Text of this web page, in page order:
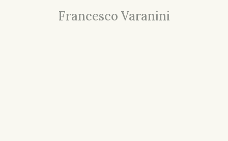
Francesco Varanini